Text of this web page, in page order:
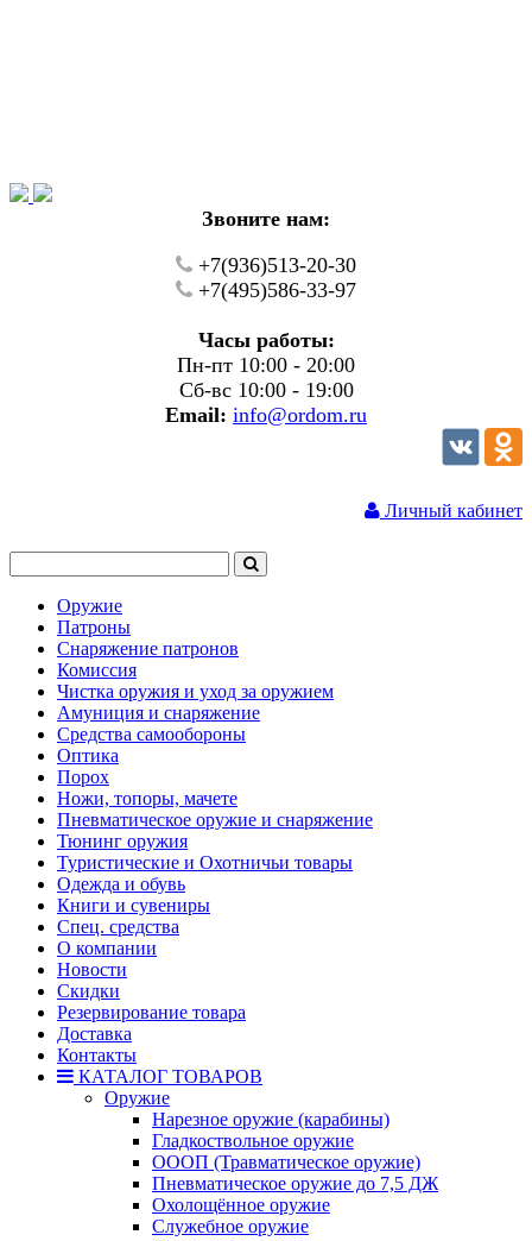
Звоните нам:
+7(936)513-20-30
+7(495)586-33-97
Часы работы:
Пн-пт 10:00 - 20:00
Сб-вс 10:00 - 19:00
Email: info@ordom.ru
Личный кабинет
Оружие
Патроны
Снаряжение патронов
Комиссия
Чистка оружия и уход за оружием
Амуниция и снаряжение
Средства самообороны
Оптика
Порох
Ножи, топоры, мачете
Пневматическое оружие и снаряжение
Тюнинг оружия
Туристические и Охотничьи товары
Одежда и обувь
Книги и сувениры
Спец. средства
О компании
Новости
Скидки
Резервирование товара
Доставка
Контакты
КАТАЛОГ ТОВАРОВ
Оружие
Нарезное оружие (карабины)
Гладкоствольное оружие
ОООП (Травматическое оружие)
Пневматическое оружие до 7,5 ДЖ
Охолощённое оружие
Служебное оружие